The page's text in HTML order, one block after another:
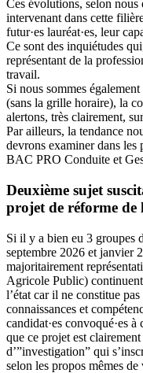
Ces évolutions, selon nous
intervenant dans cette
futur·es lauréat·es, leur
Ce sont des inquiétudes
représentant de la
travail.
Si nous sommes
(sans la grille horaire), la
alertons, très clairement,
Par ailleurs, la tendance
devrons examiner dans
BAC PRO Conduite et
Deuxième sujet
projet de réforme de
Si il y a bien eu 3 groupes
septembre 2026 et janvier
majoritairement
Agricole Public) continuent
l’état car il ne constitue
connaissances et
candidat·es convoqué·es
que ce projet est
d’”investigation” qui
selon les propos mêmes